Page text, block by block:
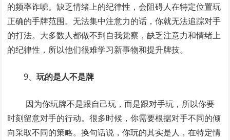
的频率诈唬。缺乏情绪上的纪律性，会阻碍人在特定位置玩
正确的手牌范围。无法集中注意力的话，你就无法追踪对手
的打法。大多数人都做不到自我觉察，缺乏注意力和情绪上
的纪律性，所以他们很难学习新事物和提升牌技。
9、玩的是人不是牌
因为你玩牌不是跟自己玩，而是跟对手玩，所以你要
时刻留意对手的行动。很多时候，你需要根据对手不同的倾
向采取不同的策略。换句话说，你玩的其实是人，在特定情